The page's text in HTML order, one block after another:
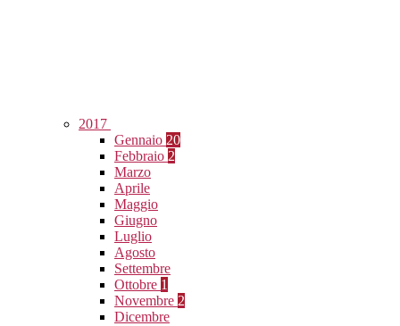
2017
Gennaio 20
Febbraio 2
Marzo
Aprile
Maggio
Giugno
Luglio
Agosto
Settembre
Ottobre 1
Novembre 2
Dicembre